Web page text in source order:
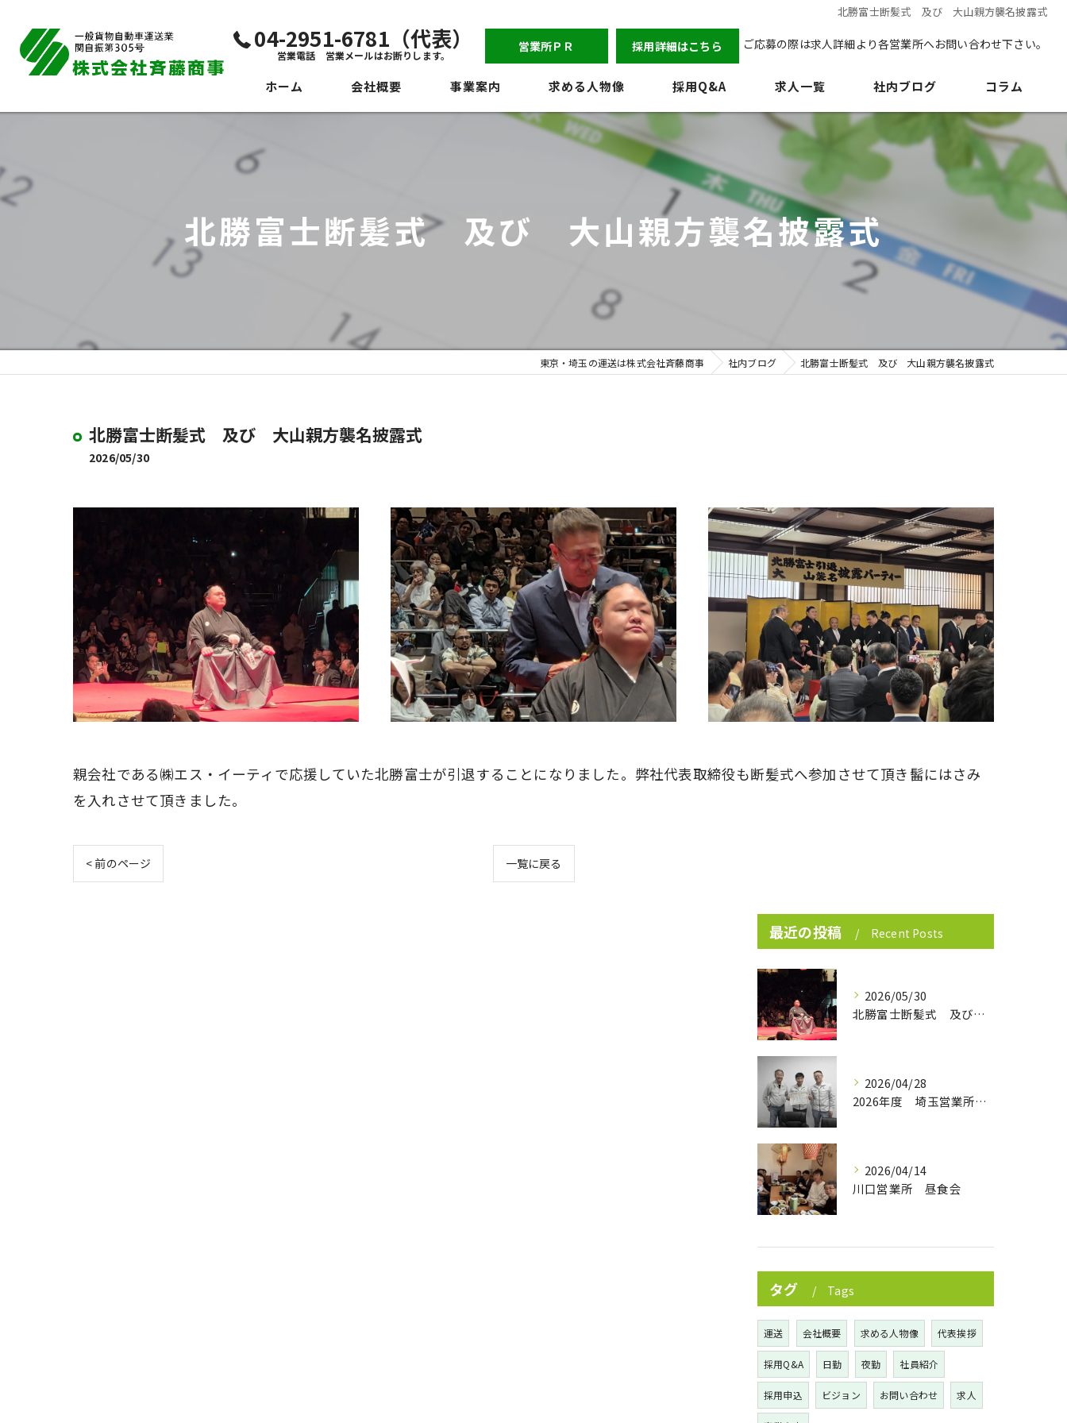
北勝富士断髪式 及び 大山親方襲名披露式
04-2951-6781（代表）
営業電話 営業メールはお断りします。
営業所ＰＲ 採用詳細はこちら ご応募の際は求人詳細より各営業所へお問い合わせ下さい。
ホーム 会社概要
社員紹介
事業案内 求める人物像 採用Q&A 求人一覧 社内ブログ コラム
北勝富士断髪式 及び 大山親方襲名披露式
東京・埼玉の運送は株式会社斉藤商事 社内ブログ 北勝富士断髪式 及び 大山親方襲名披露式
北勝富士断髪式 及び 大山親方襲名披露式
2026/05/30
親会社である㈱エス・イーティで応援していた北勝富士が引退することになりました。弊社代表取締役も断髪式へ参加させて頂き髷にはさみ
を入れさせて頂きました。
< 前のページ 一覧に戻る
最近の投稿 Recent Posts
2026/05/30
北勝富士断髪式 及び 大山親方襲名披露式
2026/04/28
2026年度 埼玉営業所 365日無事故達成‼
2026/04/14
川口営業所 昼食会
タグ Tags
運送 会社概要 求める人物像 代表挨拶
採用Q&A 日勤 夜勤 社員紹介
採用申込 ビジョン お問い合わせ 求人